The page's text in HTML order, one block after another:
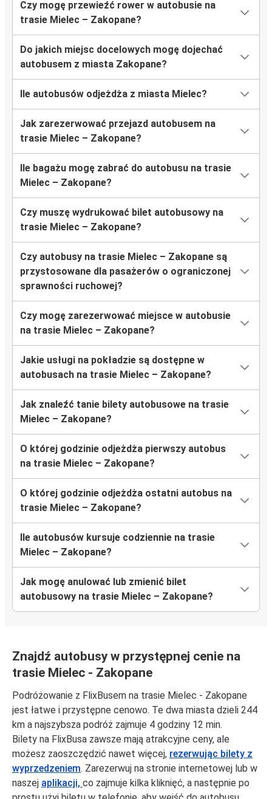
Czy mogę przewieźć rower w autobusie na
trasie Mielec – Zakopane?
Do jakich miejsc docelowych mogę dojechać
autobusem z miasta Zakopane?
Ile autobusów odjeżdża z miasta Mielec?
Jak zarezerwować przejazd autobusem na
trasie Mielec – Zakopane?
Ile bagażu mogę zabrać do autobusu na trasie
Mielec – Zakopane?
Czy muszę wydrukować bilet autobusowy na
trasie Mielec – Zakopane?
Czy autobusy na trasie Mielec – Zakopane są
przystosowane dla pasażerów o ograniczonej
sprawności ruchowej?
Czy mogę zarezerwować miejsce w autobusie
na trasie Mielec – Zakopane?
Jakie usługi na pokładzie są dostępne w
autobusach na trasie Mielec – Zakopane?
Jak znaleźć tanie bilety autobusowe na trasie
Mielec – Zakopane?
O której godzinie odjeżdża pierwszy autobus
na trasie Mielec – Zakopane?
O której godzinie odjeżdża ostatni autobus na
trasie Mielec – Zakopane?
Ile autobusów kursuje codziennie na trasie
Mielec – Zakopane?
Jak mogę anulować lub zmienić bilet
autobusowy na trasie Mielec – Zakopane?
Znajdź autobusy w przystępnej cenie na
trasie Mielec - Zakopane
Podróżowanie z FlixBusem na trasie Mielec - Zakopane
jest łatwe i przystępne cenowo. Te dwa miasta dzieli 244
km a najszybsza podróż zajmuje 4 godziny 12 min.
Bilety na FlixBusa zawsze mają atrakcyjne ceny, ale
możesz zaoszczędzić nawet więcej, rezerwując bilety z
wyprzedzeniem. Zarezerwuj na stronie internetowej lub w
naszej aplikacji, co zajmuje kilka kliknięć, a następnie po